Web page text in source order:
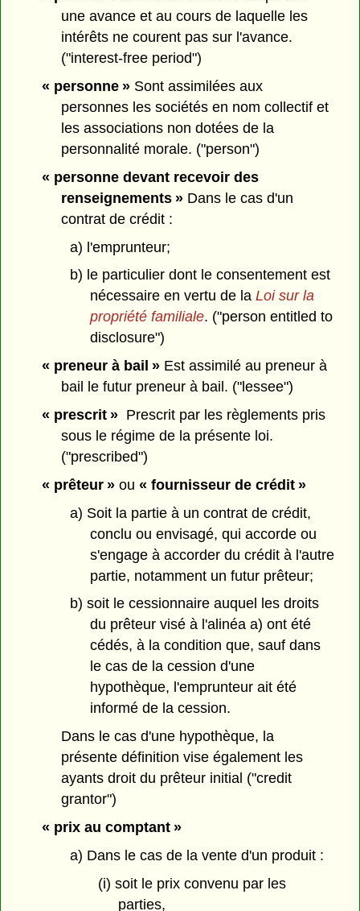
une avance et au cours de laquelle les
intérêts ne courent pas sur l'avance.
("interest-free period")
« personne »Sont assimilées aux
personnes les sociétés en nom collectif et
les associations non dotées de la
personnalité morale. ("person")
« personne devant recevoir des
renseignements » Dans le cas d'un
contrat de crédit :
a) l'emprunteur;
b) le particulier dont le consentement est
nécessaire en vertu de la Loi sur la
propriété familiale. ("person entitled to
disclosure")
« preneur à bail »Est assimilé au preneur à
bail le futur preneur à bail. ("lessee")
« prescrit »Prescrit par les règlements pris
sous le régime de la présente loi.
("prescribed")
« prêteur »ou « fournisseur de crédit »
a) Soit la partie à un contrat de crédit,
conclu ou envisagé, qui accorde ou
s'engage à accorder du crédit à l'autre
partie, notamment un futur prêteur;
b) soit le cessionnaire auquel les droits
du prêteur visé à l'alinéa a) ont été
cédés, à la condition que, sauf dans
le cas de la cession d'une
hypothèque, l'emprunteur ait été
informé de la cession.
Dans le cas d'une hypothèque, la
présente définition vise également les
ayants droit du prêteur initial ("credit
grantor")
« prix au comptant »
a) Dans le cas de la vente d'un produit :
(i) soit le prix convenu par les
parties,